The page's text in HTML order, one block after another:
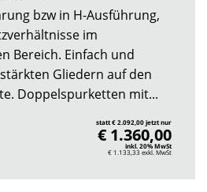
bzw in H-Ausführung,
im
Bereich. Einfach und
Gliedern auf den
Doppelspurketten mit...
statt € 2.092,00 jetzt nur
€ 1.360,00
inkl. 20% MwSt
€ 1.133,33 exkl. MwSt